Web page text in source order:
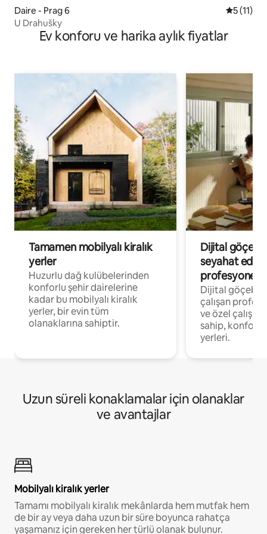
Daire - Prag 6 55 (11)
U Drahušky
Ev konforu ve harika aylık fiyatlar
Tamamen mobilyalı kiralık
yerler
Huzurlu dağ kulübelerinden
konforlu şehir dairelerine
kadar bu mobilyalı kiralık
yerler, bir evin tüm
olanaklarına sahiptir.
Dijital
seyahat eden
Dijital
çalışan
ve özel
sahip,
yerleri.
Uzun süreli konaklamalar için olanaklar
ve avantajlar
Mobilyalı kiralık yerler
Tamamı mobilyalı kiralık mekânlarda hem mutfak hem
de bir ay veya daha uzun bir süre boyunca rahatça
yaşamanız için gereken her türlü olanak bulunur.